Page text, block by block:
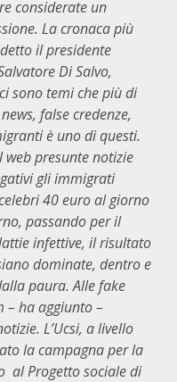
considerate un
La cronaca più
il presidente
Di Salvo,
sono temi che più di
false credenze,
è uno di questi.
presunte notizie
gli immigrati
40 euro al giorno
passando per il
infettive, il risultato
dominate, dentro e
paura. Alle fake
ha aggiunto –
L’Ucsi, a livello
la campagna per la
al Progetto sociale di